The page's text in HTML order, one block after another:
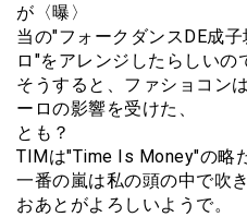
が〈曝〉
当の"フォークダンスDE成
ロ"をアレンジしたらしいの
そうすると、ファショコン
ーロの影響を受けた、
とも？
TIMは"Time Is Money"の
一番の嵐は私の頭の中で吹
おあとがよろしいようで。